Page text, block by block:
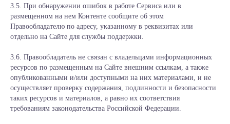
3.5. При обнаружении ошибок в работе Сервиса или в
размещенном на нем Контенте сообщите об этом
Правообладателю по адресу, указанному в реквизитах или
отдельно на Сайте для службы поддержки.
3.6. Правообладатель не связан с владельцами информационных
ресурсов по размещенным на Сайте внешним ссылкам, а также
опубликованными и/или доступными на них материалами, и не
осуществляет проверку содержания, подлинности и безопасности
таких ресурсов и материалов, а равно их соответствия
требованиям законодательства Российской Федерации.